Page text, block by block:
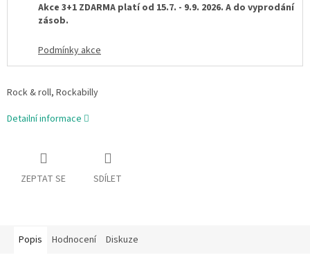
Akce 3+1 ZDARMA platí od 15.7. - 9.9. 2026. A do vyprodání
zásob.
Podmínky akce
Rock & roll, Rockabilly
Detailní informace
ZEPTAT SE SDÍLET
Popis Hodnocení Diskuze